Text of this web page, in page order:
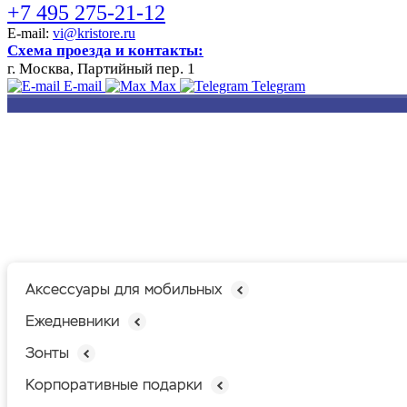
+7 495 275-21-12
E-mail: vi@kristore.ru
Схема проезда и контакты:
г. Москва, Партийный пер. 1
E-mail Max Telegram
Аксессуары для мобильных
Ежедневники
Зонты
Корпоративные подарки